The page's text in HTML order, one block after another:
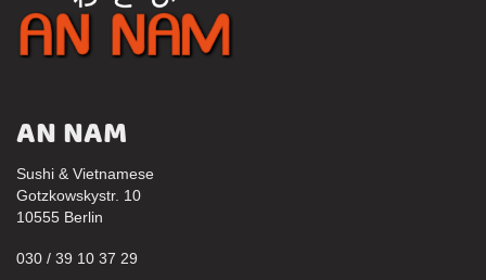
AN NAM
Sushi & Vietnamese
Gotzkowskystr. 10
10555 Berlin
030 / 39 10 37 29